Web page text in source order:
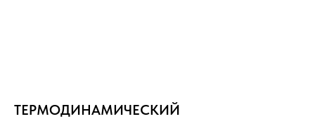
ТЕРМОДИНАМИЧЕСКИЙ